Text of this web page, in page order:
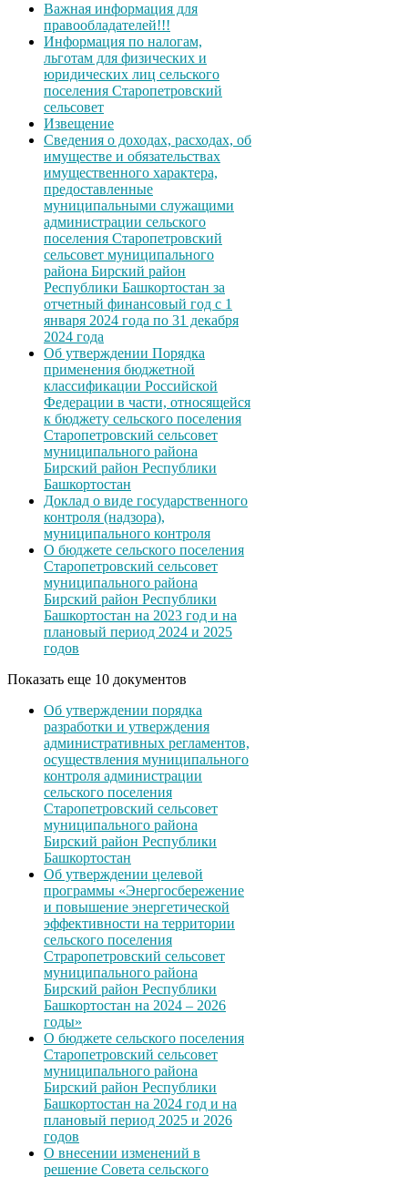
Важная информация для
правообладателей!!!
Информация по налогам,
льготам для физических и
юридических лиц сельского
поселения Старопетровский
сельсовет
Извещение
Сведения о доходах, расходах, об
имуществе и обязательствах
имущественного характера,
предоставленные
муниципальными служащими
администрации сельского
поселения Старопетровский
сельсовет муниципального
района Бирский район
Республики Башкортостан за
отчетный финансовый год с 1
января 2024 года по 31 декабря
2024 года
Об утверждении Порядка
применения бюджетной
классификации Российской
Федерации в части, относящейся
к бюджету сельского поселения
Старопетровский сельсовет
муниципального района
Бирский район Республики
Башкортостан
Доклад о виде государственного
контроля (надзора),
муниципального контроля
О бюджете сельского поселения
Старопетровский сельсовет
муниципального района
Бирский район Республики
Башкортостан на 2023 год и на
плановый период 2024 и 2025
годов
Показать еще 10 документов
Об утверждении порядка
разработки и утверждения
административных регламентов,
осуществления муниципального
контроля администрации
сельского поселения
Старопетровский сельсовет
муниципального района
Бирский район Республики
Башкортостан
Об утверждении целевой
программы «Энергосбережение
и повышение энергетической
эффективности на территории
сельского поселения
Страропетровский сельсовет
муниципального района
Бирский район Республики
Башкортостан на 2024 – 2026
годы»
О бюджете сельского поселения
Старопетровский сельсовет
муниципального района
Бирский район Республики
Башкортостан на 2024 год и на
плановый период 2025 и 2026
годов
О внесении изменений в
решение Совета сельского